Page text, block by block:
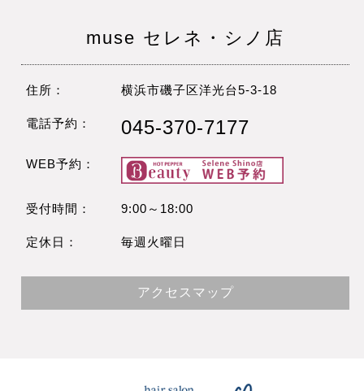
muse セレネ・シノ店
住所： 横浜市磯子区洋光台5-3-18
電話予約： 045-370-7177
WEB予約：
受付時間： 9:00～18:00
定休日： 毎週火曜日
アクセスマップ